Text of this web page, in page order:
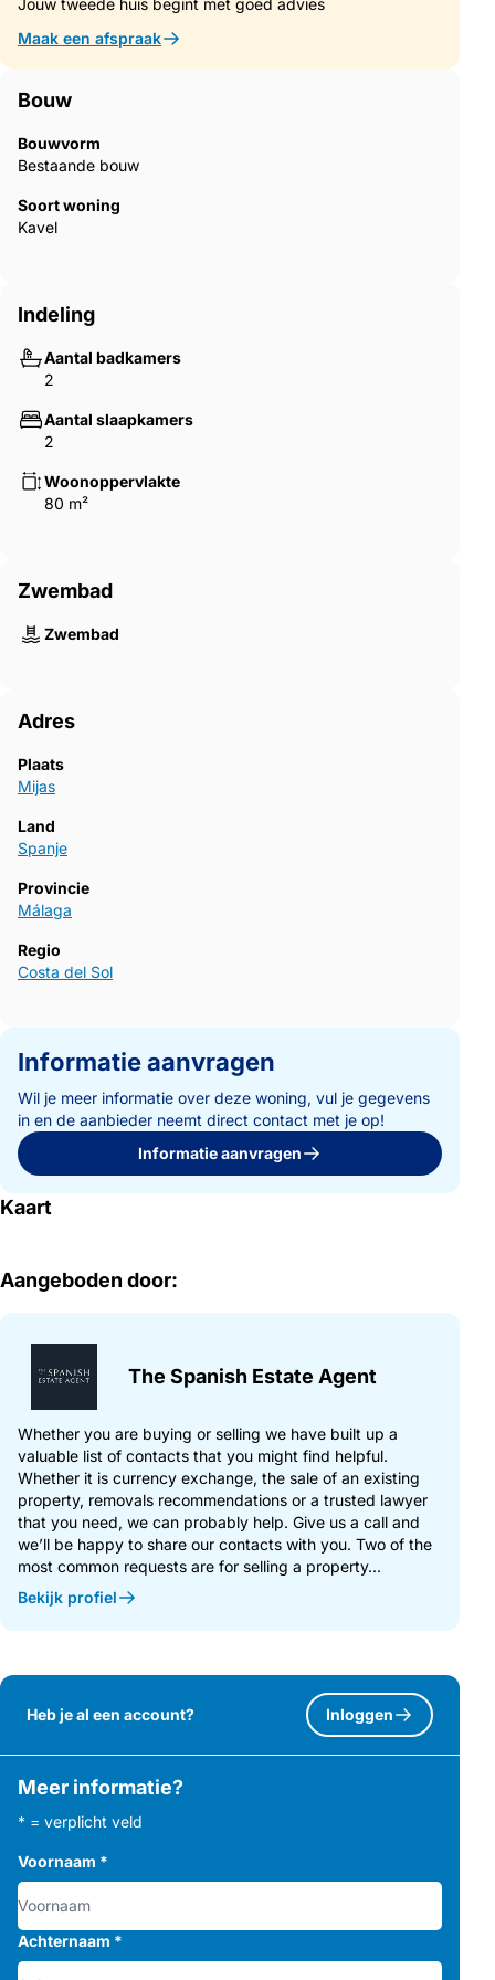
takes in a large section of the Costa del Sol coastline.
Jouw tweede huis begint met goed advies
Maak een afspraak
Bouw
Bouwvorm
Bestaande bouw
Soort woning
Kavel
Indeling
Aantal badkamers
2
Aantal slaapkamers
2
Woonoppervlakte
80 m²
Zwembad
Zwembad
Adres
Plaats
Mijas
Land
Spanje
Provincie
Málaga
Regio
Costa del Sol
Informatie aanvragen
Wil je meer informatie over deze woning, vul je gegevens
in en de aanbieder neemt direct contact met je op!
Informatie aanvragen
Kaart
Aangeboden door:
The Spanish Estate Agent
Whether you are buying or selling we have built up a
valuable list of contacts that you might find helpful.
Whether it is currency exchange, the sale of an existing
property, removals recommendations or a trusted lawyer
that you need, we can probably help. Give us a call and
we’ll be happy to share our contacts with you. Two of the
most common requests are for selling a property...
Bekijk profiel
Heb je al een account? Inloggen
Meer informatie?
* = verplicht veld
Voornaam *
Achternaam *